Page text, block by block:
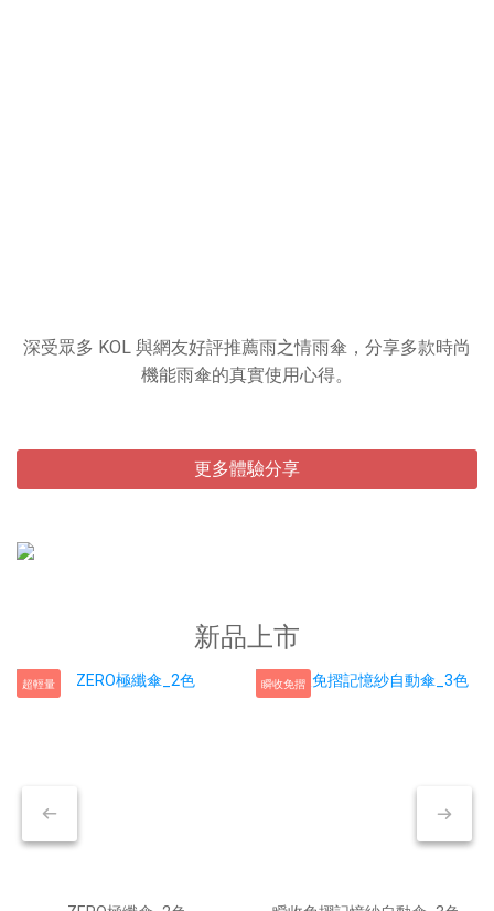
深受眾多 KOL 與網友好評推薦雨之情雨傘，分享多款時尚
機能雨傘的真實使用心得。
更多體驗分享
新品上市
超輕量 瞬收免摺